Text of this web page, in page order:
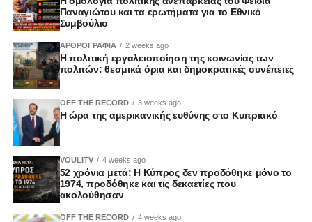
Παναγιώτου και τα ερωτήματα για το Εθνικό
Συμβούλιο
ΑΡΘΡΟΓΡΑΦΙΑ 2 weeks ago
Η πολιτική εργαλειοποίηση της κοινωνίας των
πολιτών: θεσμικά όρια και δημοκρατικές συνέπειες
OFF THE RECORD 3 weeks ago
Η ώρα της αμερικανικής ευθύνης στο Κυπριακό
VOULITV 4 weeks ago
52 χρόνια μετά: Η Κύπρος δεν προδόθηκε μόνο το
1974, προδόθηκε και τις δεκαετίες που
ακολούθησαν
OFF THE RECORD 4 weeks ago